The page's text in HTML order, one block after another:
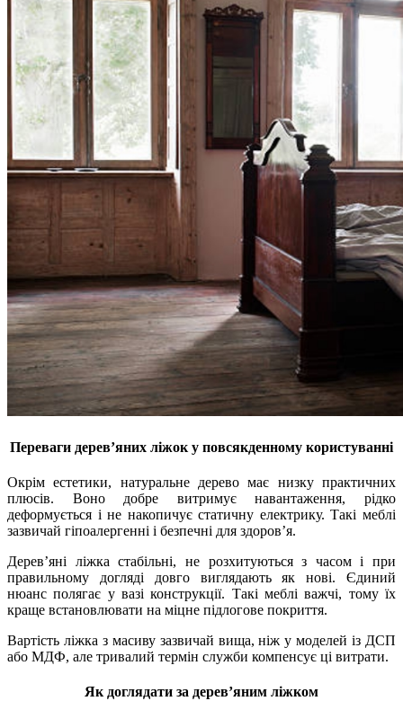
Переваги дерев’яних ліжок у повсякденному користуванні
Окрім естетики, натуральне дерево має низку практичних
плюсів. Воно добре витримує навантаження, рідко
деформується і не накопичує статичну електрику. Такі меблі
зазвичай гіпоалергенні і безпечні для здоров’я.
Дерев’яні ліжка стабільні, не розхитуються з часом і при
правильному догляді довго виглядають як нові. Єдиний
нюанс полягає у вазі конструкції. Такі меблі важчі, тому їх
краще встановлювати на міцне підлогове покриття.
Вартість ліжка з масиву зазвичай вища, ніж у моделей із ДСП
або МДФ, але тривалий термін служби компенсує ці витрати.
Як доглядати за дерев’яним ліжком